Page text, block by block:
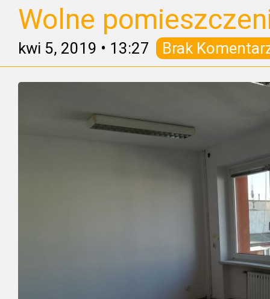
Wolne
kwi 5, 2019 • 13:27 Brak